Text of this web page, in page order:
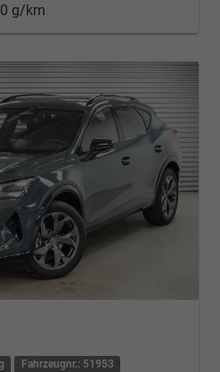
g/km
Fahrzeugnr.: 51953